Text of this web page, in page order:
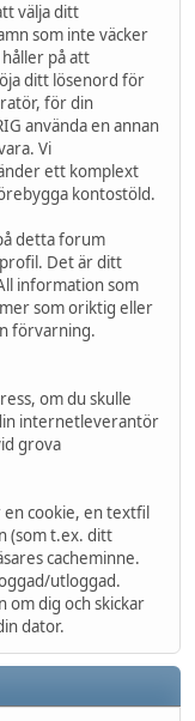
välja ditt
som inte väcker
på att
ditt lösenord för
för din
använda en annan
Vi
ett komplext
kontostöld.
detta forum
Det är ditt
information som
som oriktig eller
förvarning.
om du skulle
internetleverantör
grova
en cookie, en textfil
(som t.ex. ditt
cacheminne.
utloggad.
om dig och skickar
dator.